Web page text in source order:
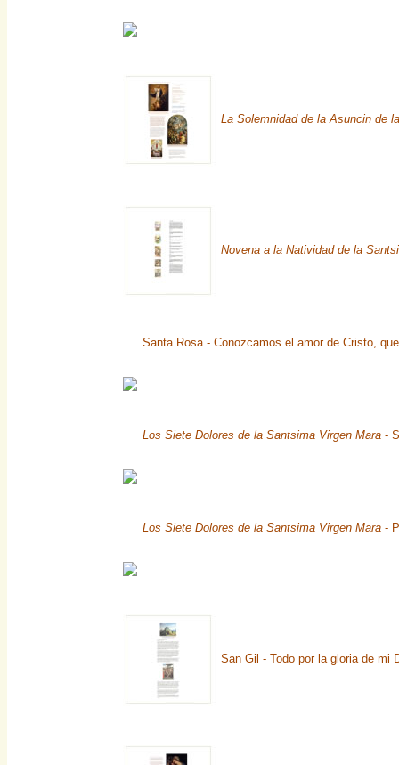
La Solemnidad de la Asuncin de
Novena a la Natividad de la
Santa Rosa - Conozcamos el amor de Cristo,
Los Siete Dolores de la Santsima Virgen Mara -
Los Siete Dolores de la Santsima Virgen Mara -
San Gil - Todo por la gloria de mi